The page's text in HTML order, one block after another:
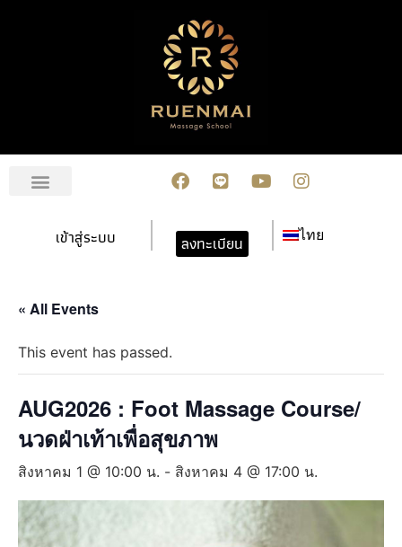
เข้าสู่ระบบ ลงทะเบียน ไทย
« All Events
This event has passed.
AUG2026 : Foot Massage Course/
นวดฝ่าเท้าเพื่อสุขภาพ
สิงหาคม 1 @ 10:00 น. - สิงหาคม 4 @ 17:00 น.